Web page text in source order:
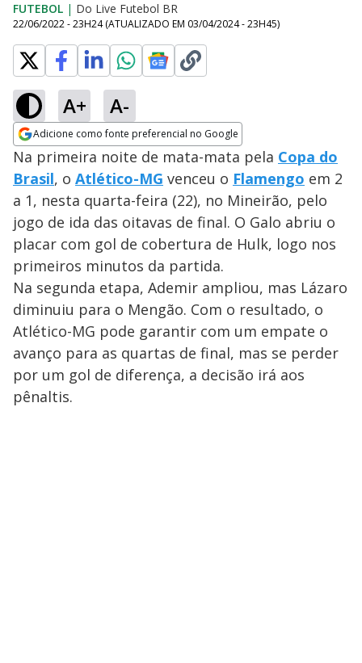
FUTEBOL | Do Live Futebol BR
22/06/2022 - 23H24 (ATUALIZADO EM 03/04/2024 - 23H45)
A+ A-
Adicione como fonte preferencial no Google
Opens in new window
Na primeira noite de mata-mata pela Copa do
Brasil, o Atlético-MG venceu o Flamengo em 2
a 1, nesta quarta-feira (22), no Mineirão, pelo
jogo de ida das oitavas de final. O Galo abriu o
placar com gol de cobertura de Hulk, logo nos
primeiros minutos da partida.
Na segunda etapa, Ademir ampliou, mas Lázaro
diminuiu para o Mengão. Com o resultado, o
Atlético-MG pode garantir com um empate o
avanço para as quartas de final, mas se perder
por um gol de diferença, a decisão irá aos
pênaltis.